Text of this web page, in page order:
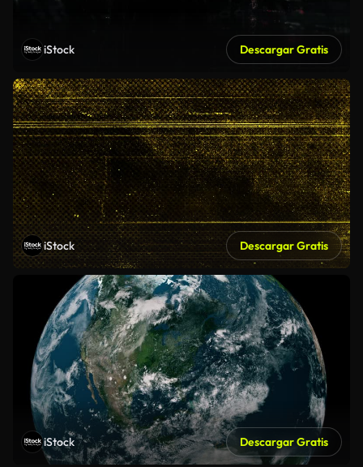
iStock Descargar Gratis
iStock Descargar Gratis
iStock Descargar Gratis